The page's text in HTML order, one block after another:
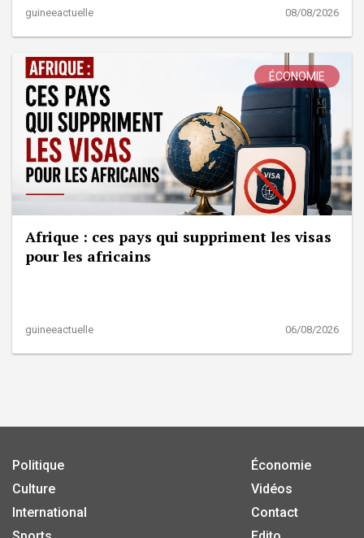
guineeactuelle 08/08/2026
ÉCONOMIE
Afrique : ces pays qui suppriment les visas
pour les africains
guineeactuelle 06/08/2026
Politique
Culture
International
Économie
Vidéos
Contact